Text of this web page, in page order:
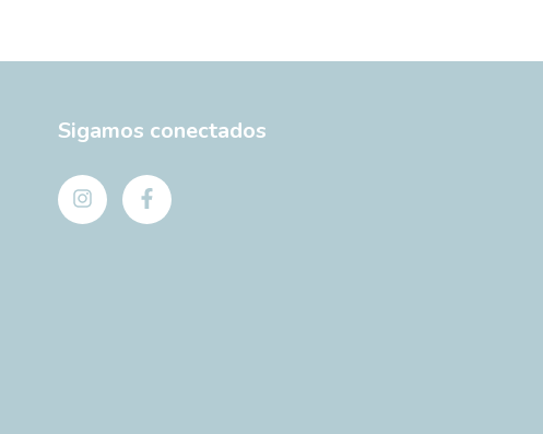
Sigamos conectados